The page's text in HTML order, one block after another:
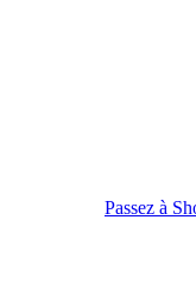
Passez à